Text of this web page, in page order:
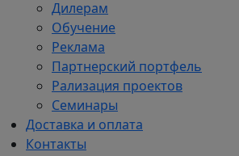
Дилерам
Обучение
Реклама
Партнерский портфель
Рализация проектов
Семинары
Доставка и оплата
Контакты